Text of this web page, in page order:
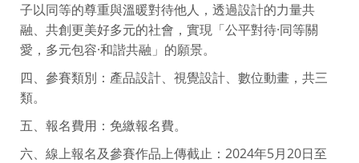
子以同等的尊重與溫暖對待他人，透過設計的力量共
融、共創更美好多元的社會，實現「公平對待·同等關
愛，多元包容·和諧共融」的願景。
四、參賽類別：產品設計、視覺設計、數位動畫，共三
類。
五、報名費用：免繳報名費。
六、線上報名及參賽作品上傳截止：2024年5月20日至